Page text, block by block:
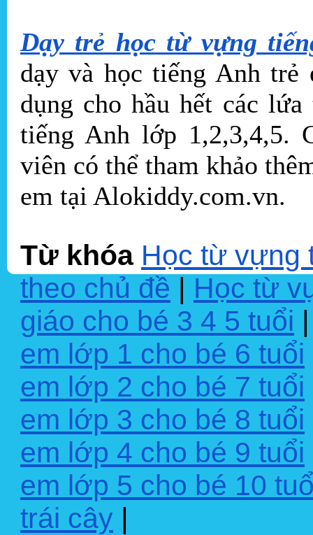
Dạy trẻ học từ vựng
dạy và học tiếng Anh trẻ
dụng cho hầu hết các
tiếng Anh lớp 1,2,3,4,5.
viên có thể tham khảo
em tại Alokiddy.com.vn.
Từ khóa Học từ vựng
theo chủ đề | Học từ
giáo cho bé 3 4 5 tuổi
em lớp 1 cho bé 6 tuổi
em lớp 2 cho bé 7 tuổi
em lớp 3 cho bé 8 tuổi
em lớp 4 cho bé 9 tuổi
em lớp 5 cho bé 10
trái cây |